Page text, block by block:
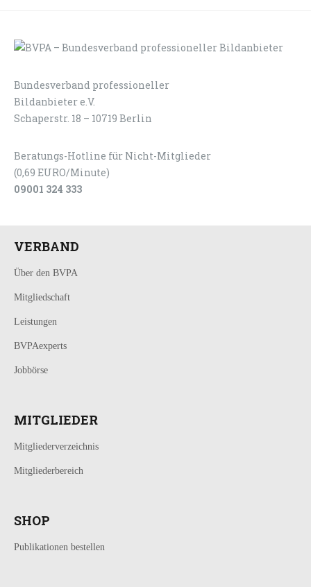
Bundesverband professioneller
Bildanbieter e.V.
Schaperstr. 18 – 10719 Berlin
Beratungs-Hotline für Nicht-Mitglieder
(0,69 EURO/Minute)
09001 324 333
VERBAND
Über den BVPA
Mitgliedschaft
Leistungen
BVPAexperts
Jobbörse
MITGLIEDER
Mitgliederverzeichnis
Mitgliederbereich
SHOP
Publikationen bestellen